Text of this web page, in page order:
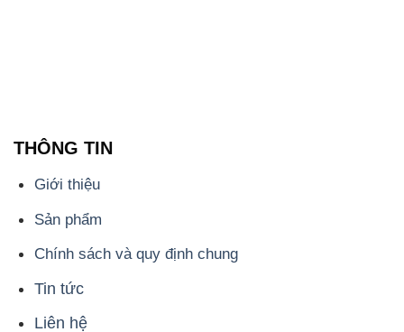
Chính sách và quy định chung
Tin tức
Liên hệ
📞
PHÒNG KINH DOANH - CÔNG TY HÓA CHẤT
ĐẮC TRƯỜNG PHÁT